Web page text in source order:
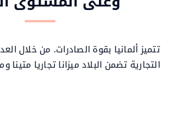
تتميز ألمانيا بقوة الصادرات. من خلال
التجارية تضمن البلاد ميزانا تجاريا متينا